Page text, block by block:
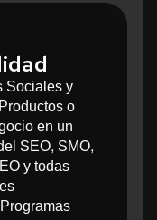
Sociales y
o
en un
SEO, SMO,
y todas